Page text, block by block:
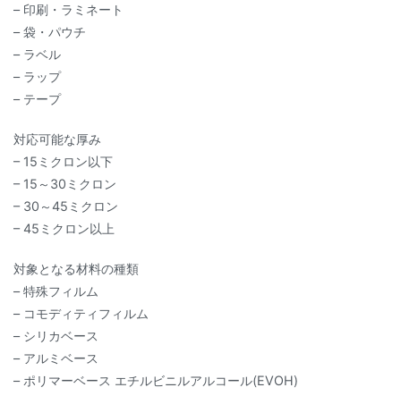
– 印刷・ラミネート
– 袋・パウチ
– ラベル
– ラップ
– テープ
対応可能な厚み
– 15ミクロン以下
– 15～30ミクロン
– 30～45ミクロン
– 45ミクロン以上
対象となる材料の種類
– 特殊フィルム
– コモディティフィルム
– シリカベース
– アルミベース
– ポリマーベース エチルビニルアルコール(EVOH)